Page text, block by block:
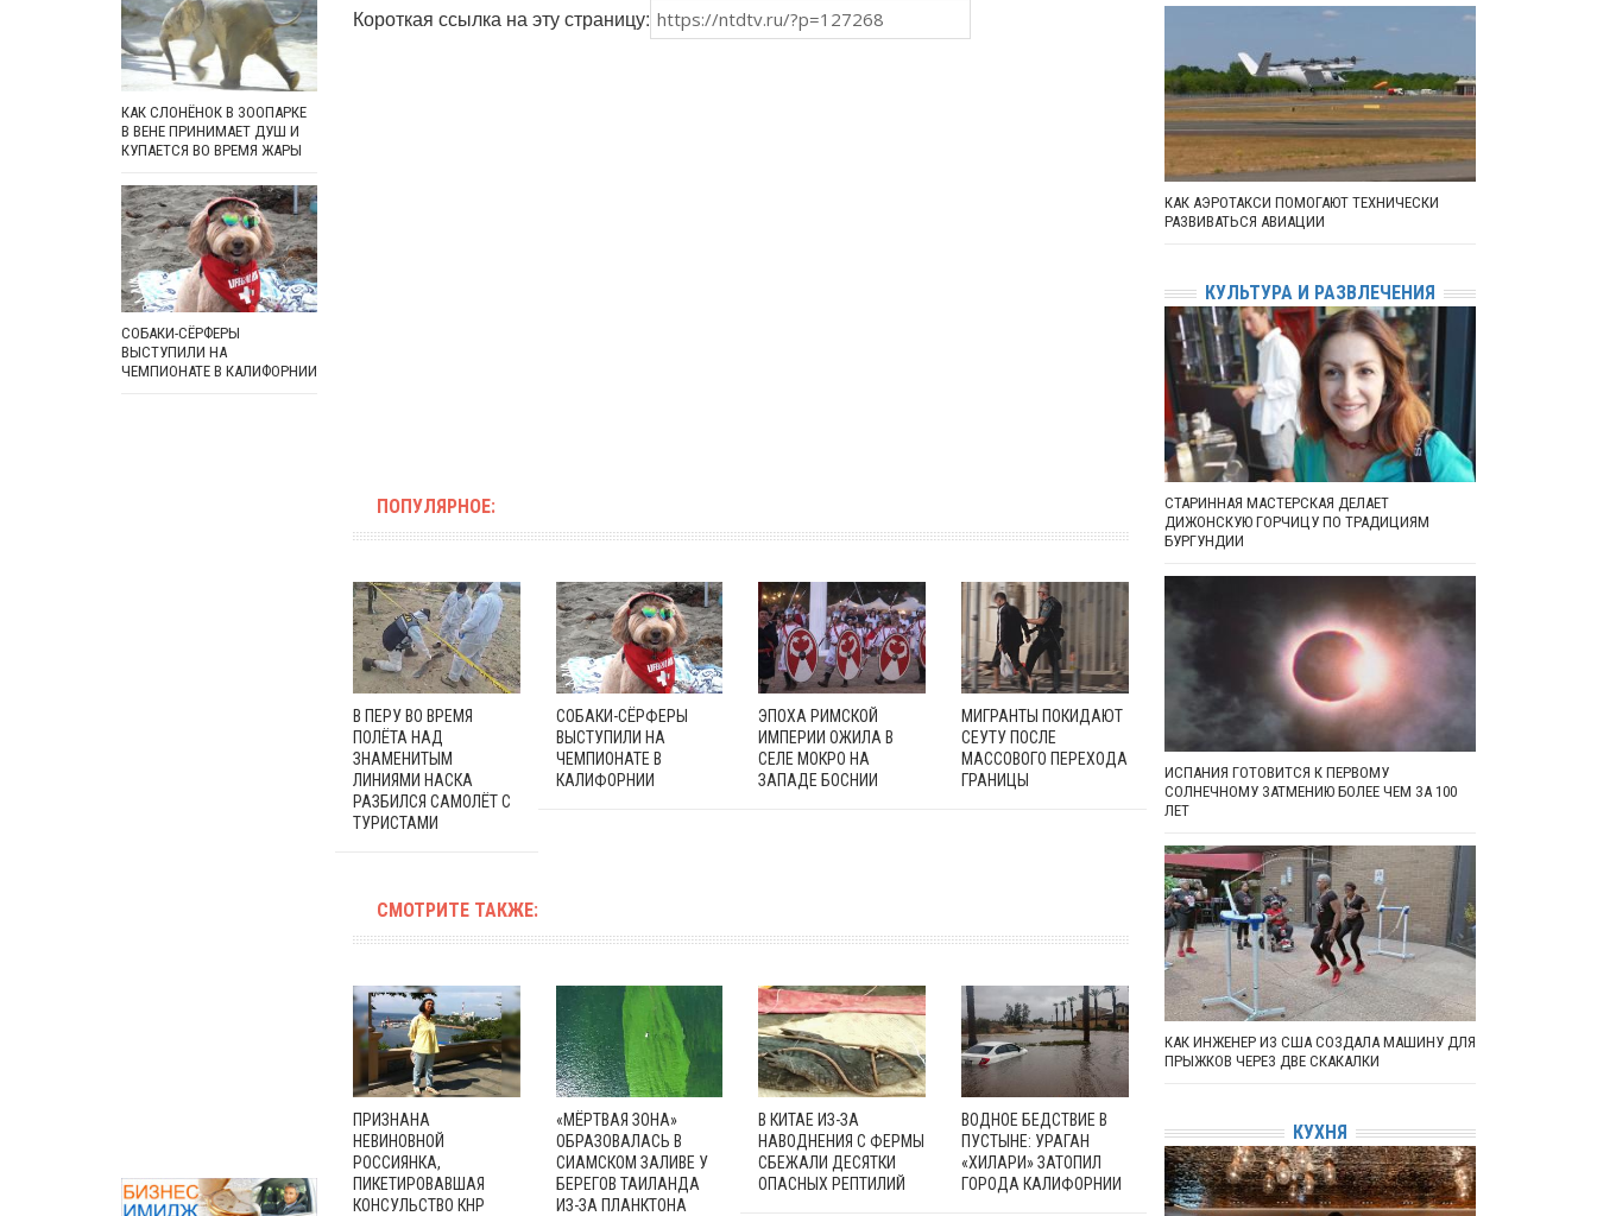
Короткая ссылка на эту страницу:
ПОПУЛЯРНОЕ:
В ПЕРУ ВО ВРЕМЯ
ПОЛЁТА НАД
ЗНАМЕНИТЫМ
ЛИНИЯМИ НАСКА
РАЗБИЛСЯ САМОЛЁТ С
ТУРИСТАМИ
СОБАКИ-СЁРФЕРЫ
ВЫСТУПИЛИ НА
ЧЕМПИОНАТЕ В
КАЛИФОРНИИ
ЭПОХА РИМСКОЙ
ИМПЕРИИ ОЖИЛА В
СЕЛЕ МОКРО НА
ЗАПАДЕ БОСНИИ
МИГРАНТЫ ПОКИДАЮТ
СЕУТУ ПОСЛЕ
МАССОВОГО ПЕРЕХОДА
ГРАНИЦЫ
СМОТРИТЕ ТАКЖЕ:
ПРИЗНАНА
НЕВИНОВНОЙ
РОССИЯНКА,
ПИКЕТИРОВАВШАЯ
КОНСУЛЬСТВО КНР
«МЁРТВАЯ ЗОНА»
ОБРАЗОВАЛАСЬ В
СИАМСКОМ ЗАЛИВЕ У
БЕРЕГОВ ТАИЛАНДА
ИЗ-ЗА ПЛАНКТОНА
В КИТАЕ ИЗ-ЗА
НАВОДНЕНИЯ С ФЕРМЫ
СБЕЖАЛИ ДЕСЯТКИ
ОПАСНЫХ РЕПТИЛИЙ
ВОДНОЕ БЕДСТВИЕ В
ПУСТЫНЕ: УРАГАН
«ХИЛАРИ» ЗАТОПИЛ
ГОРОДА КАЛИФОРНИИ
КАК СЛОНЁНОК В ЗООПАРКЕ
В ВЕНЕ ПРИНИМАЕТ ДУШ И
КУПАЕТСЯ ВО ВРЕМЯ ЖАРЫ
СОБАКИ-СЁРФЕРЫ
ВЫСТУПИЛИ НА
ЧЕМПИОНАТЕ В КАЛИФОРНИИ
КАК АЭРОТАКСИ ПОМОГАЮТ ТЕХНИЧЕСКИ
РАЗВИВАТЬСЯ АВИАЦИИ
КУЛЬТУРА И РАЗВЛЕЧЕНИЯ
СТАРИННАЯ МАСТЕРСКАЯ ДЕЛАЕТ
ДИЖОНСКУЮ ГОРЧИЦУ ПО ТРАДИЦИЯМ
БУРГУНДИИ
ИСПАНИЯ ГОТОВИТСЯ К ПЕРВОМУ
СОЛНЕЧНОМУ ЗАТМЕНИЮ БОЛЕЕ ЧЕМ ЗА 100
ЛЕТ
КАК ИНЖЕНЕР ИЗ США СОЗДАЛА МАШИНУ ДЛЯ
ПРЫЖКОВ ЧЕРЕЗ ДВЕ СКАКАЛКИ
КУХНЯ